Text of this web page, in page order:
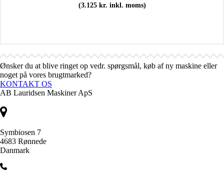
(3.125 kr. inkl. moms)
Ønsker du at blive ringet op vedr. spørgsmål, køb af ny maskine eller
noget på vores brugtmarked?
KONTAKT OS
AB Lauridsen Maskiner ApS
Symbiosen 7
4683 Rønnede
Danmark